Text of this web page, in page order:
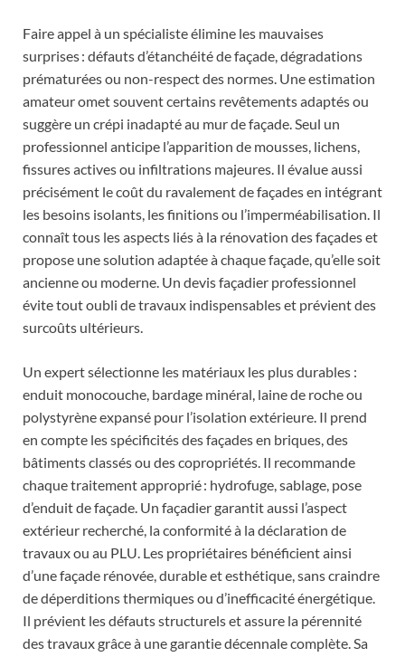
Faire appel à un spécialiste élimine les mauvaises
surprises : défauts d’étanchéité de façade, dégradations
prématurées ou non-respect des normes. Une estimation
amateur omet souvent certains revêtements adaptés ou
suggère un crépi inadapté au mur de façade. Seul un
professionnel anticipe l’apparition de mousses, lichens,
fissures actives ou infiltrations majeures. Il évalue aussi
précisément le coût du ravalement de façades en intégrant
les besoins isolants, les finitions ou l’imperméabilisation. Il
connaît tous les aspects liés à la rénovation des façades et
propose une solution adaptée à chaque façade, qu’elle soit
ancienne ou moderne. Un devis façadier professionnel
évite tout oubli de travaux indispensables et prévient des
surcoûts ultérieurs.
Un expert sélectionne les matériaux les plus durables :
enduit monocouche, bardage minéral, laine de roche ou
polystyrène expansé pour l’isolation extérieure. Il prend
en compte les spécificités des façades en briques, des
bâtiments classés ou des copropriétés. Il recommande
chaque traitement approprié : hydrofuge, sablage, pose
d’enduit de façade. Un façadier garantit aussi l’aspect
extérieur recherché, la conformité à la déclaration de
travaux ou au PLU. Les propriétaires bénéficient ainsi
d’une façade rénovée, durable et esthétique, sans craindre
de déperditions thermiques ou d’inefficacité énergétique.
Il prévient les défauts structurels et assure la pérennité
des travaux grâce à une garantie décennale complète. Sa